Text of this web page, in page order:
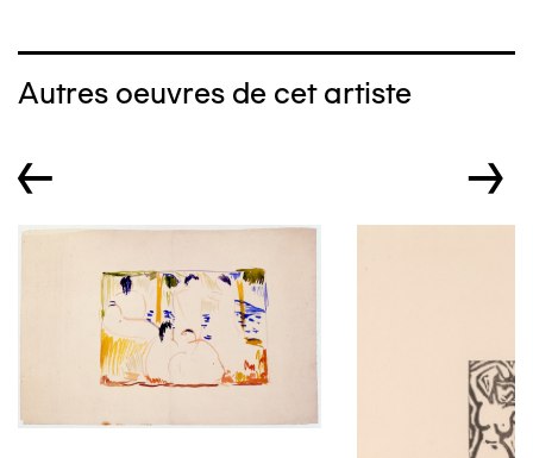
Autres oeuvres de cet artiste
← →